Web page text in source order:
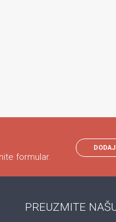
formular.
PREUZMITE